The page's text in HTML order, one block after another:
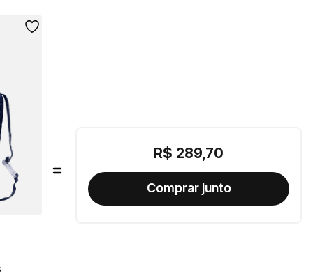
R$ 289,70